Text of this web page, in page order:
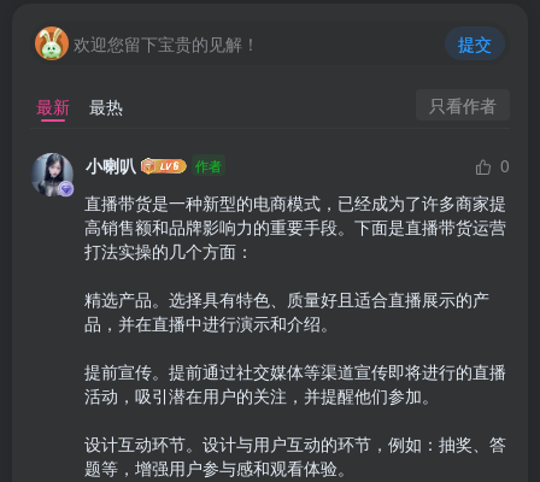
欢迎您留下宝贵的见解！ 提交
最新 最热 只看作者
小喇叭 作者
0
直播带货是一种新型的电商模式，已经成为了许多商家提
高销售额和品牌影响力的重要手段。下面是直播带货运营
打法实操的几个方面：
精选产品。选择具有特色、质量好且适合直播展示的产
品，并在直播中进行演示和介绍。
提前宣传。提前通过社交媒体等渠道宣传即将进行的直播
活动，吸引潜在用户的关注，并提醒他们参加。
设计互动环节。设计与用户互动的环节，例如：抽奖、答
题等，增强用户参与感和观看体验。